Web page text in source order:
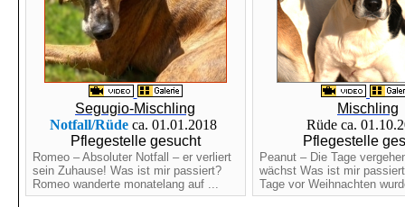
Segugio-Mischling
Notfall/Rüde ca. 01.01.2018
Pflegestelle gesucht
Romeo – Absoluter Notfall – er verliert
sein Zuhause! Was ist mir passiert?
Romeo wanderte monatelang auf ...
Mischling
Rüde ca.
Pflegestelle
Peanut – Die Tage
wächst Was ist mir
Tage vor Weihnachten